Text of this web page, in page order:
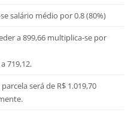
salário médio por 0.8 (80%)
a 899,66 multiplica-se por
719,12.
será de R$ 1.019,70